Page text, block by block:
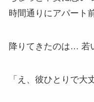
時間通りにアパート
降りてきたのは… 若
「え、彼ひとりで大